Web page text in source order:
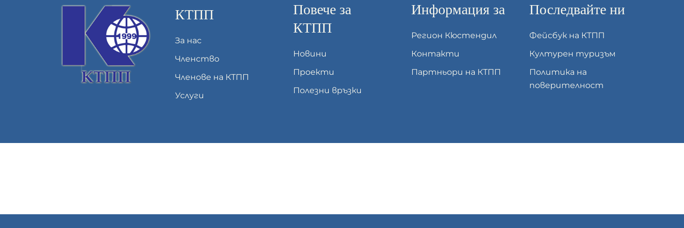
КТПП
За нас
Членство
Членове на КТПП
Услуги
Повече за
КТПП
Новини
Проекти
Полезни връзки
Информация за
Регион Кюстендил
Контакти
Партньори на КТПП
Последвайте ни
Фейсбук на КТПП
Културен туризъм
Политика на
поверителност